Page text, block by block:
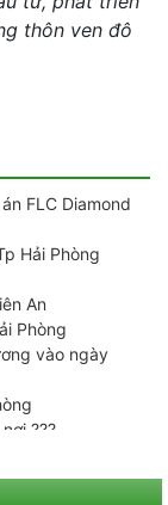
thôn ven đô
FLC Diamond
Hải Phòng
An
Phòng
vào ngày
???